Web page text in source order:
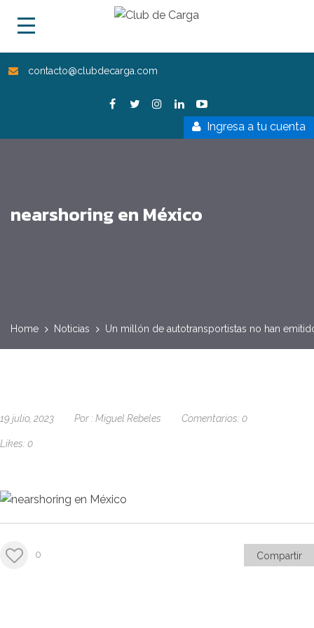
contacto@clubdecarga.com
Ingresa a tu cuenta
nearshoring en México
Home Noticias Un millón de autotransportistas no han
19 julio, 2023 Por : Miguel Rebeles Comentarios: 0
Likes: 0
0 Compartir